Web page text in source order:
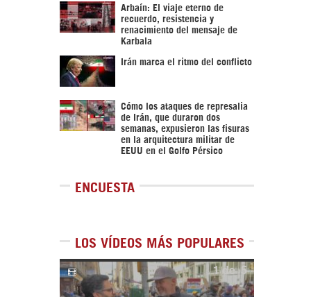
Arbaín: El viaje eterno de
recuerdo, resistencia y
renacimiento del mensaje de
Karbala
Irán marca el ritmo del conflicto
Cómo los ataques de represalia
de Irán, que duraron dos
semanas, expusieron las fisuras
en la arquitectura militar de
EEUU en el Golfo Pérsico
ENCUESTA
LOS VÍDEOS MÁS POPULARES
1de5